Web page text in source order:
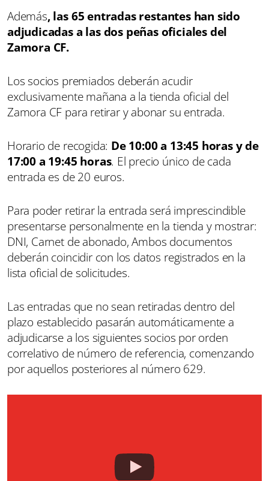
Además, las 65 entradas restantes han sido
adjudicadas a las dos peñas oficiales del
Zamora CF.
Los socios premiados deberán acudir
exclusivamente mañana a la tienda oficial del
Zamora CF para retirar y abonar su entrada.
Horario de recogida: De 10:00 a 13:45 horas y de
17:00 a 19:45 horas. El precio único de cada
entrada es de 20 euros.
Para poder retirar la entrada será imprescindible
presentarse personalmente en la tienda y mostrar:
DNI, Carnet de abonado, Ambos documentos
deberán coincidir con los datos registrados en la
lista oficial de solicitudes.
Las entradas que no sean retiradas dentro del
plazo establecido pasarán automáticamente a
adjudicarse a los siguientes socios por orden
correlativo de número de referencia, comenzando
por aquellos posteriores al número 629.